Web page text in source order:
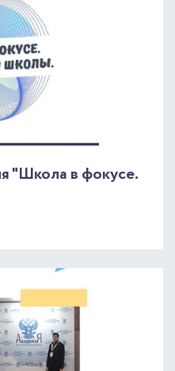
"Школа в фокусе.